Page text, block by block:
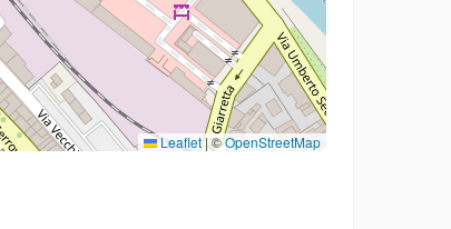
Leaflet |©OpenStreetMap